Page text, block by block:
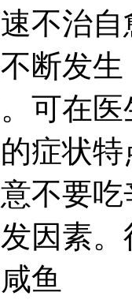
不治
断发
可在
症状
不要
因素
鱼